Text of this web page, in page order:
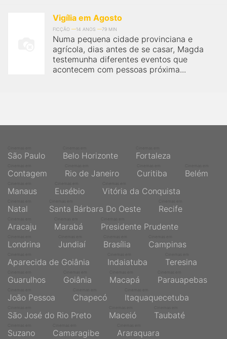
Vigília em Agosto
FICÇÃO 14 ANOS 79 MIN
Numa pequena cidade provinciana e
agrícola, dias antes de se casar, Magda
testemunha diferentes eventos que
acontecem com pessoas próxima...
São Paulo Belo Horizonte Fortaleza
Contagem Rio de Janeiro Curitiba Belém
Manaus Eusébio Vitória da Conquista
Natal Santa Bárbara Do Oeste Recife
Aracaju Marabá Presidente Prudente
Londrina Jundiaí Brasília Campinas
Aparecida de Goiânia Indaiatuba Teresina
Guarulhos Goiânia Macapá Parauapebas
João Pessoa Chapecó Itaquaquecetuba
São José do Rio Preto Maceió Taubaté
Suzano Camaragibe Araraquara